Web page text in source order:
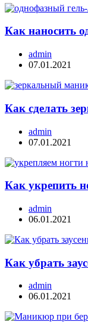
Как наносить
admin
07.01.2021
Как сделать
admin
07.01.2021
Как укрепить
admin
06.01.2021
Как убрать
admin
06.01.2021